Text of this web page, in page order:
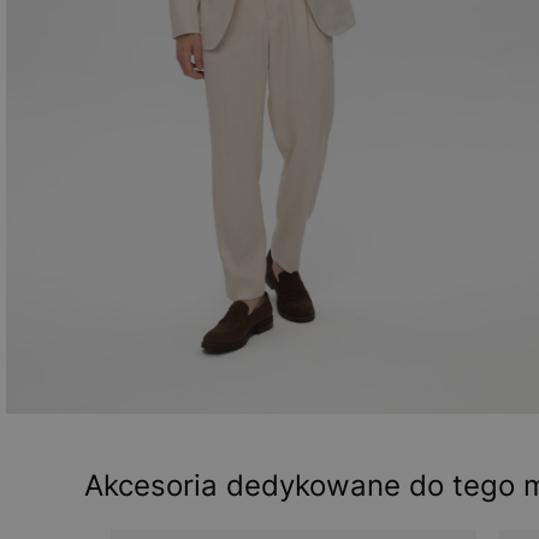
Akcesoria dedykowane do tego